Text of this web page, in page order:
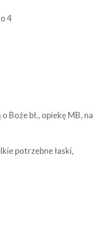
4
Boże bł., opiekę MB, na
potrzebne łaski,